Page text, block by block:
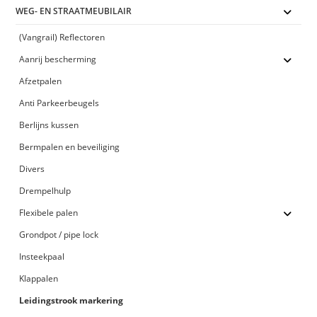
WEG- EN STRAATMEUBILAIR
(Vangrail) Reflectoren
Aanrij bescherming
Afzetpalen
Anti Parkeerbeugels
Berlijns kussen
Bermpalen en beveiliging
Divers
Drempelhulp
Flexibele palen
Grondpot / pipe lock
Insteekpaal
Klappalen
Leidingstrook markering